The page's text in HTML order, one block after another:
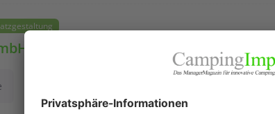
& Co.KG